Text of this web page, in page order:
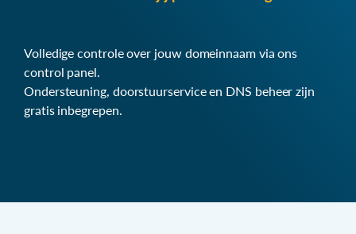
Volledige controle over jouw domeinnaam via ons
control panel.
Ondersteuning, doorstuurservice en DNS beheer zijn
gratis inbegrepen.